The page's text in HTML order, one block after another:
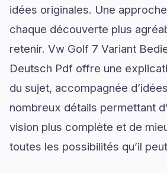
idées originales. Une
chaque découverte plus
retenir. Vw Golf 7 Variant
Deutsch Pdf offre une
du sujet, accompagnée
nombreux détails permettant
vision plus complète et de
toutes les possibilités qu’il